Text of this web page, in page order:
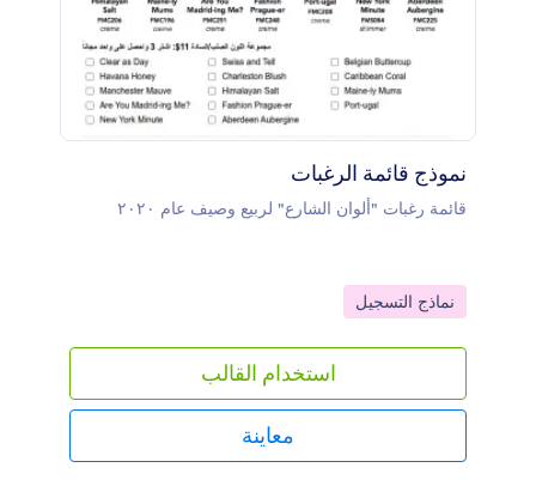
نموذج قائمة الرغبات
قائمة رغبات "ألوان الشارع" لربيع وصيف عام ٢٠٢٠
Go to Category:
نماذج التسجيل
استخدام القالب
معاينة